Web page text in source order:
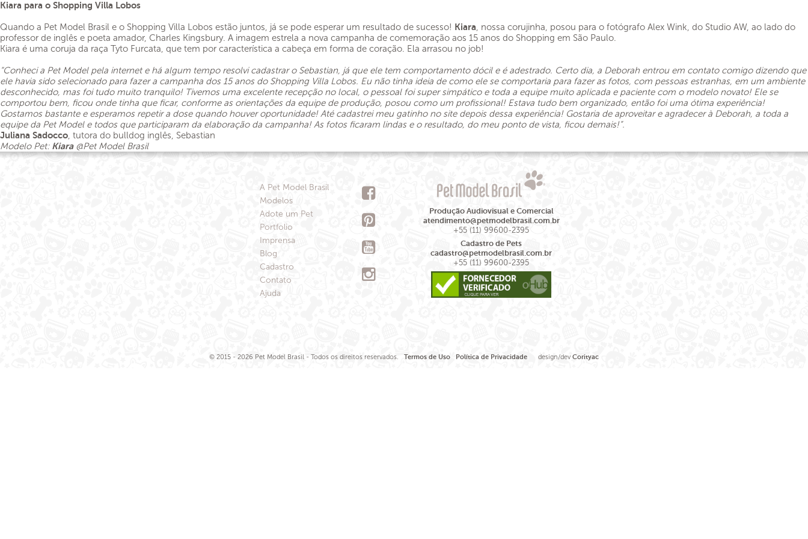
Kiara para o Shopping Villa Lobos
Quando a Pet Model Brasil e o Shopping Villa Lobos estão juntos, já se pode esperar um resultado de sucesso! Kiara, nossa corujinha, posou para o fotógrafo Alex Wink, do Studio AW, ao lado do
professor de inglês e poeta amador, Charles Kingsbury. A imagem estrela a nova campanha de comemoração aos 15 anos do Shopping em São Paulo.
Kiara é uma coruja da raça Tyto Furcata, que tem por característica a cabeça em forma de coração. Ela arrasou no job!
“Conheci a Pet Model pela internet e há algum tempo resolvi cadastrar o Sebastian, já que ele tem comportamento dócil e é adestrado. Certo dia, a Deborah entrou em contato comigo dizendo que
ele havia sido selecionado para fazer a campanha dos 15 anos do Shopping Villa Lobos. Eu não tinha ideia de como ele se comportaria para fazer as fotos, com pessoas estranhas, em um ambiente
desconhecido, mas foi tudo muito tranquilo! Tivemos uma excelente recepção no local, o pessoal foi super simpático e toda a equipe muito aplicada e paciente com o modelo novato! Ele se
comportou bem, ficou onde tinha que ficar, conforme as orientações da equipe de produção, posou como um profissional! Estava tudo bem organizado, então foi uma ótima experiência!
Gostamos bastante e esperamos repetir a dose quando houver oportunidade! Até cadastrei meu gatinho no site depois dessa experiência! Gostaria de aproveitar e agradecer à Deborah, a toda a
equipe da Pet Model e todos que participaram da elaboração da campanha! As fotos ficaram lindas e o resultado, do meu ponto de vista, ficou demais!”.
Juliana Sadocco, tutora do bulldog inglês, Sebastian
Modelo Pet: Kiara@Pet Model Brasil
A Pet Model Brasil
Modelos
Adote um Pet
Portfolio
Imprensa
Blog
Cadastro
Contato
Ajuda
Produção Audiovisual e Comercial
atendimento@petmodelbrasil.com.br
+55 (11) 99600-2395
Cadastro de Pets
cadastro@petmodelbrasil.com.br
+55 (11) 99600-2395
© 2015 - 2026 Pet Model Brasil - Todos os direitos reservados. Termos de Uso Política de Privacidade design/dev Corityac